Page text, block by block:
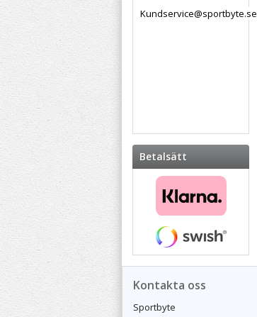
Kundservice@sportbyte.se
Betalsätt
Kontakta oss
Sportbyte